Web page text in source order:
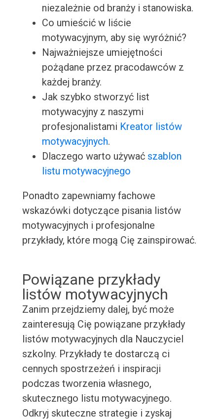
niezależnie od branży i stanowiska.
Co umieścić w liście
motywacyjnym, aby się wyróżnić?
Najważniejsze umiejętności
pożądane przez pracodawców z
każdej branży.
Jak szybko stworzyć list
motywacyjny z naszymi
profesjonalistami Kreator listów
motywacyjnych.
Dlaczego warto używać szablon
listu motywacyjnego
Ponadto zapewniamy fachowe
wskazówki dotyczące pisania listów
motywacyjnych i profesjonalne
przykłady, które mogą Cię zainspirować.
Powiązane przykłady
listów motywacyjnych
Zanim przejdziemy dalej, być może
zainteresują Cię powiązane przykłady
listów motywacyjnych dla Nauczyciel
szkolny. Przykłady te dostarczą ci
cennych spostrzeżeń i inspiracji
podczas tworzenia własnego,
skutecznego listu motywacyjnego.
Odkryj skuteczne strategie i zyskaj